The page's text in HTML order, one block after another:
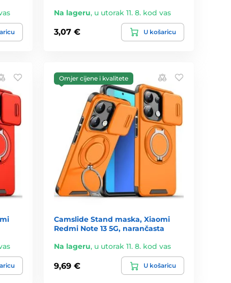
Na lageru, u utorak 11. 8. kod vas
3,07 € U košaricu
Omjer cijene i kvalitete
Camslide Stand maska, Xiaomi
Redmi Note 13 5G, narančasta
Na lageru, u utorak 11. 8. kod vas
9,69 € U košaricu